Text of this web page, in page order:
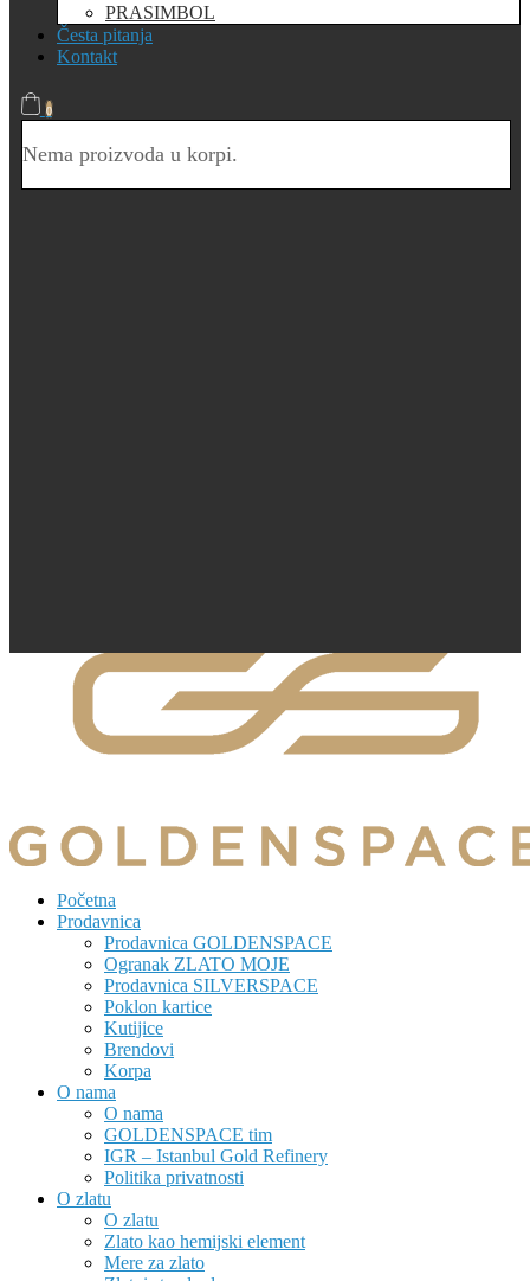
PRASIMBOL
Česta pitanja
Kontakt
0
Nema proizvoda u korpi.
Početna
Prodavnica
Prodavnica GOLDENSPACE
Ogranak ZLATO MOJE
Prodavnica SILVERSPACE
Poklon kartice
Kutijice
Brendovi
Korpa
O nama
O nama
GOLDENSPACE tim
IGR – Istanbul Gold Refinery
Politika privatnosti
O zlatu
O zlatu
Zlato kao hemijski element
Mere za zlato